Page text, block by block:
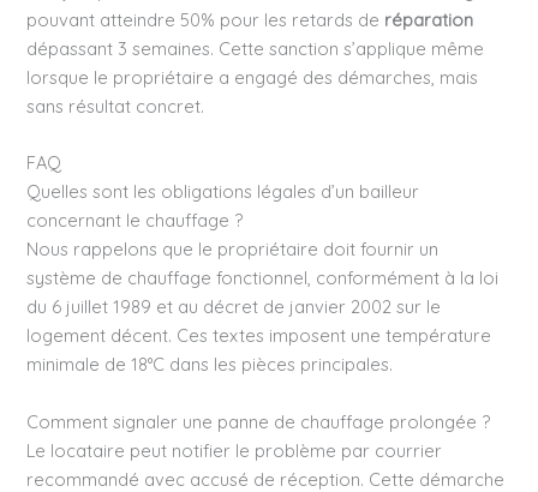
pouvant atteindre 50% pour les retards de réparation
dépassant 3 semaines. Cette sanction s’applique même
lorsque le propriétaire a engagé des démarches, mais
sans résultat concret.
FAQ
Quelles sont les obligations légales d’un bailleur
concernant le chauffage ?
Nous rappelons que le propriétaire doit fournir un
système de chauffage fonctionnel, conformément à la loi
du 6 juillet 1989 et au décret de janvier 2002 sur le
logement décent. Ces textes imposent une température
minimale de 18°C dans les pièces principales.
Comment signaler une panne de chauffage prolongée ?
Le locataire peut notifier le problème par courrier
recommandé avec accusé de réception. Cette démarche